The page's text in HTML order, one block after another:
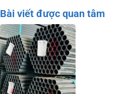
Bài viết được quan tâm